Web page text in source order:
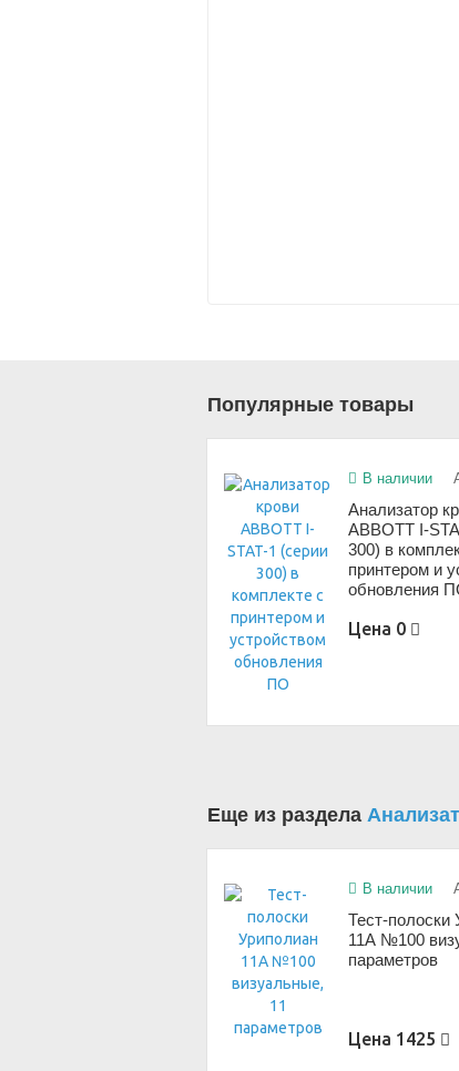
Популярные товары
В наличии
Анализатор
ABBOTT I-
300) в
принтером и
обновления
Цена 0
Еще из раздела
В наличии
Тест-полоски
11А №100
параметров
Цена 1425